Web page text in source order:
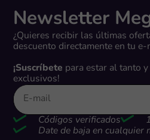
Newsletter
¿Quieres recibir las últimas
descuento directamente en tu e-
¡Suscríbete para estar al tanto
exclusivos!
Códigos verificados
Date de baja en cualquier